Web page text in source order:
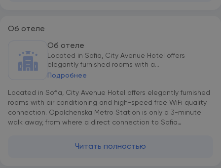
Об отеле
Об отеле
Located in Sofia, City Avenue Hotel offers
elegantly furnished rooms with a...
Подробнее
Located in Sofia, City Avenue Hotel offers elegantly furnished
rooms with air conditioning and high-speed free WiFi quality
connection. Opalchenska Metro Station is only a 3-minute
walk away, from where a direct connection to Sofia
available on site with reservations. Each generously
Читать полностью